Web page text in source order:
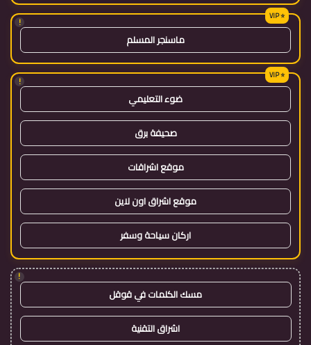
!
ماسنجر المسلم
!
ضوء التعليمي
صحيفة برق
موقع اشراقات
موقع اشراق اون لاين
اركان سياحة وسفر
!
مسك الكلمات في قوقل
اشراق التقنية